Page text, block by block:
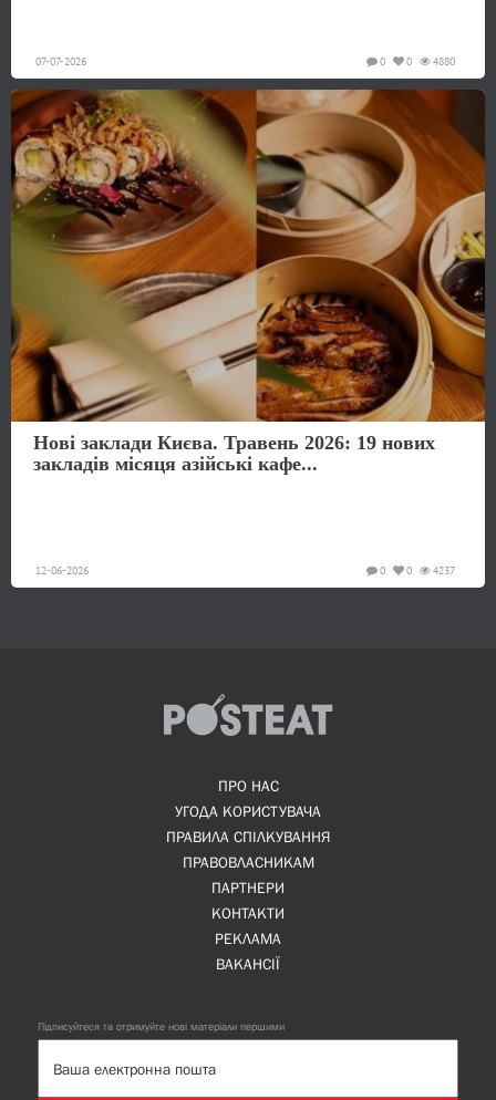
07-07-2026 4880
0
0
Нові заклади Києва. Травень 2026: 19 нових
закладів місяця азійські кафе...
12-06-2026 4237
0
0
ПРО НАС
УГОДА КОРИСТУВАЧА
ПРАВИЛА СПІЛКУВАННЯ
ПРАВОВЛАСНИКАМ
ПАРТНЕРИ
КОНТАКТИ
РЕКЛАМА
ВАКАНСІЇ
Підписуйтеся та отримуйте нові матеріали першими